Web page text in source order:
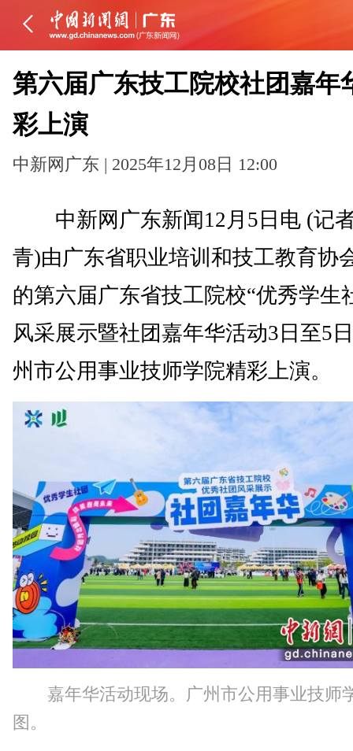
第六届广东技工院校社团嘉年
彩上演
中新网广东 | 2025年12月08日 12:00
中新网广东新闻12月5日电 (记
青)由广东省职业培训和技工教育协
的第六届广东省技工院校“优秀学生
风采展示暨社团嘉年华活动3日至5
州市公用事业技师学院精彩上演。
嘉年华活动现场。广州市公用事业技师
图。